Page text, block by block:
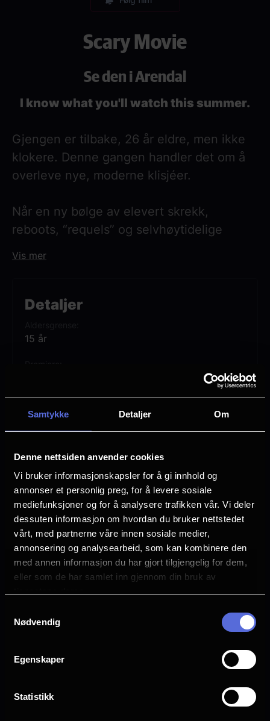
Samtykke Detaljer Om
Denne nettsiden anvender cookies
Vi bruker informasjonskapsler for å gi innhold og
annonser et personlig preg, for å levere sosiale
mediefunksjoner og for å analysere trafikken vår. Vi deler
dessuten informasjon om hvordan du bruker nettstedet
vårt, med partnerne våre innen sosiale medier,
annonsering og analysearbeid, som kan kombinere den
med annen informasjon du har gjort tilgjengelig for dem,
eller som de har samlet inn gjennom din bruk av
Nødvendig
Egenskaper
Statistikk
Detaljer
15 år
1 time 35 min
Michael Tiddes
Vurdering: (116 stemmer 60.10%)
Rollebesetning
Regina Hall
Anna Faris
Marlon Wayans
Damon Wayans Jr.
Chris Elliott
Se mer
Scary Movie
Se den i Arendal
I know what you'll watch this summer.
Gjengen er tilbake, 26 år eldre, men ikke
klokere. Denne gangen handler det om å
overleve nye, moderne klisjéer.
Når en ny bølge av elevert skrekk,
reboots, “requels” og selvhøytidelige
legacy‑oppfølgere og «siste kapittel»-
Damon Wayans Jr. og Chris Elliott med
Vis mer